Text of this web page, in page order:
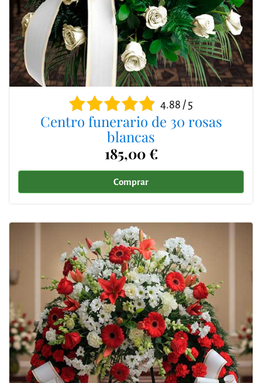
4.88 / 5
Centro funerario de 30 rosas
blancas
185,00 €
Comprar